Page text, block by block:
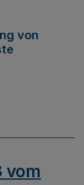
von
vom